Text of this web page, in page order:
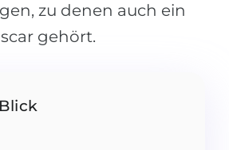
zu denen auch ein
gehört.